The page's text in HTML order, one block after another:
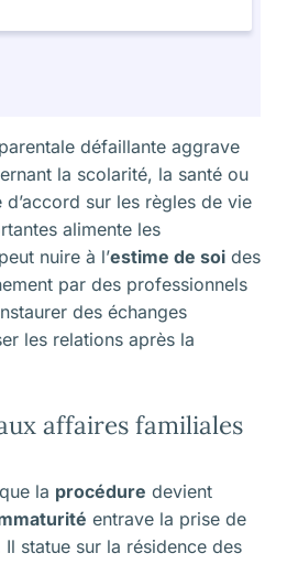
parentale défaillante aggrave
la scolarité, la santé ou
d’accord sur les règles de vie
alimente les
nuire à l’estime de soi des
par des professionnels
des échanges
les relations après la
affaires familiales
la procédure devient
entrave la prise de
statue sur la résidence des